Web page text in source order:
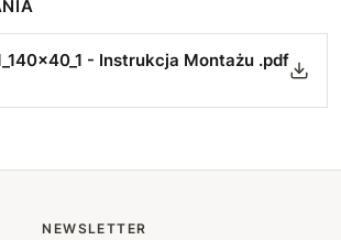
- Instrukcja Montażu .pdf
NEWSLETTER